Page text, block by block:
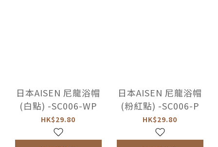
日本AISEN 尼龍浴帽
(白點) -SC006-WP
HK$29.80
日本AISEN 尼龍浴帽
(粉紅點) -SC006-P
HK$29.80